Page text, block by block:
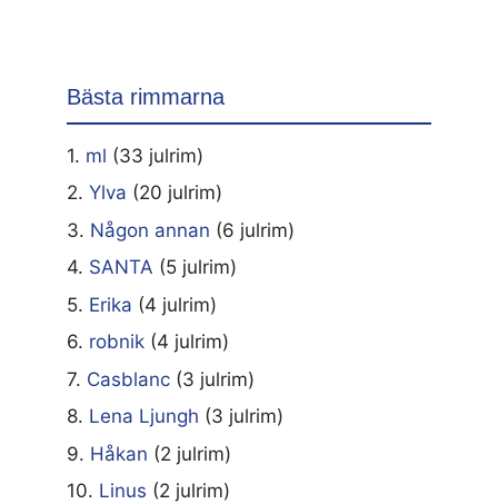
Bästa rimmarna
1. ml (33 julrim)
2. Ylva (20 julrim)
3. Någon annan (6 julrim)
4. SANTA (5 julrim)
5. Erika (4 julrim)
6. robnik (4 julrim)
7. Casblanc (3 julrim)
8. Lena Ljungh (3 julrim)
9. Håkan (2 julrim)
10. Linus (2 julrim)